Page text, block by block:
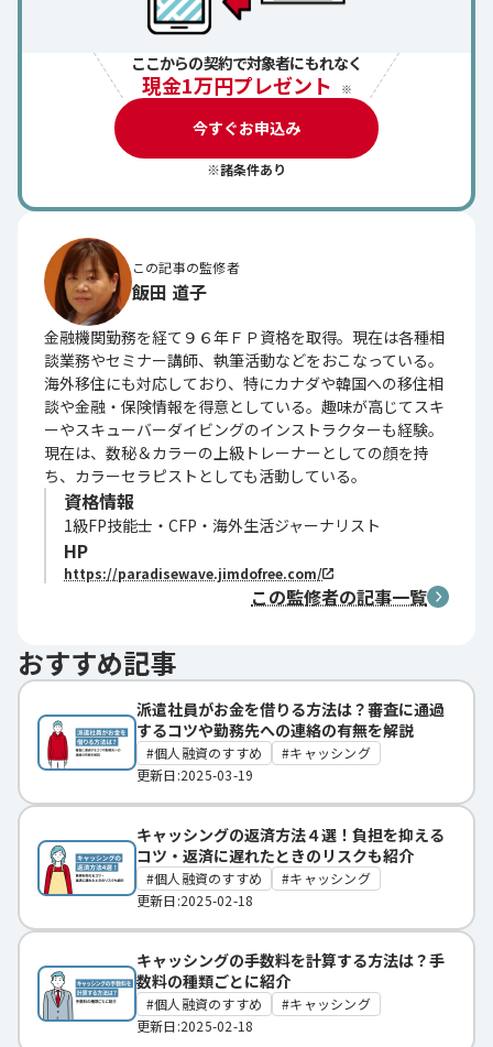
ここからの契約で対象者にもれなく
現金1万円プレゼント ※
今すぐお申込み
※諸条件あり
この記事の監修者
飯田 道子
金融機関勤務を経て９６年ＦＰ資格を取得。現在は各種相
談業務やセミナー講師、執筆活動などをおこなっている。
海外移住にも対応しており、特にカナダや韓国への移住相
談や金融・保険情報を得意としている。趣味が高じてスキ
ーやスキューバーダイビングのインストラクターも経験。
現在は、数秘＆カラーの上級トレーナーとしての顔を持
ち、カラーセラピストとしても活動している。
資格情報
1級FP技能士・CFP・海外生活ジャーナリスト
HP
https://paradisewave.jimdofree.com/
この監修者の記事一覧
おすすめ記事
派遣社員がお金を借りる方法は？審査に通過
するコツや勤務先への連絡の有無を解説
個人融資のすすめ
キャッシング
更新日:2025-03-19
キャッシングの返済方法４選！負担を抑える
コツ・返済に遅れたときのリスクも紹介
個人融資のすすめ
キャッシング
更新日:2025-02-18
キャッシングの手数料を計算する方法は？手
数料の種類ごとに紹介
個人融資のすすめ
キャッシング
更新日:2025-02-18